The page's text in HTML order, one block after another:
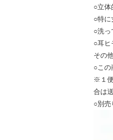
○立体
○特に
○洗っ
○耳ヒ
その
○こ
※１
合は
○別売